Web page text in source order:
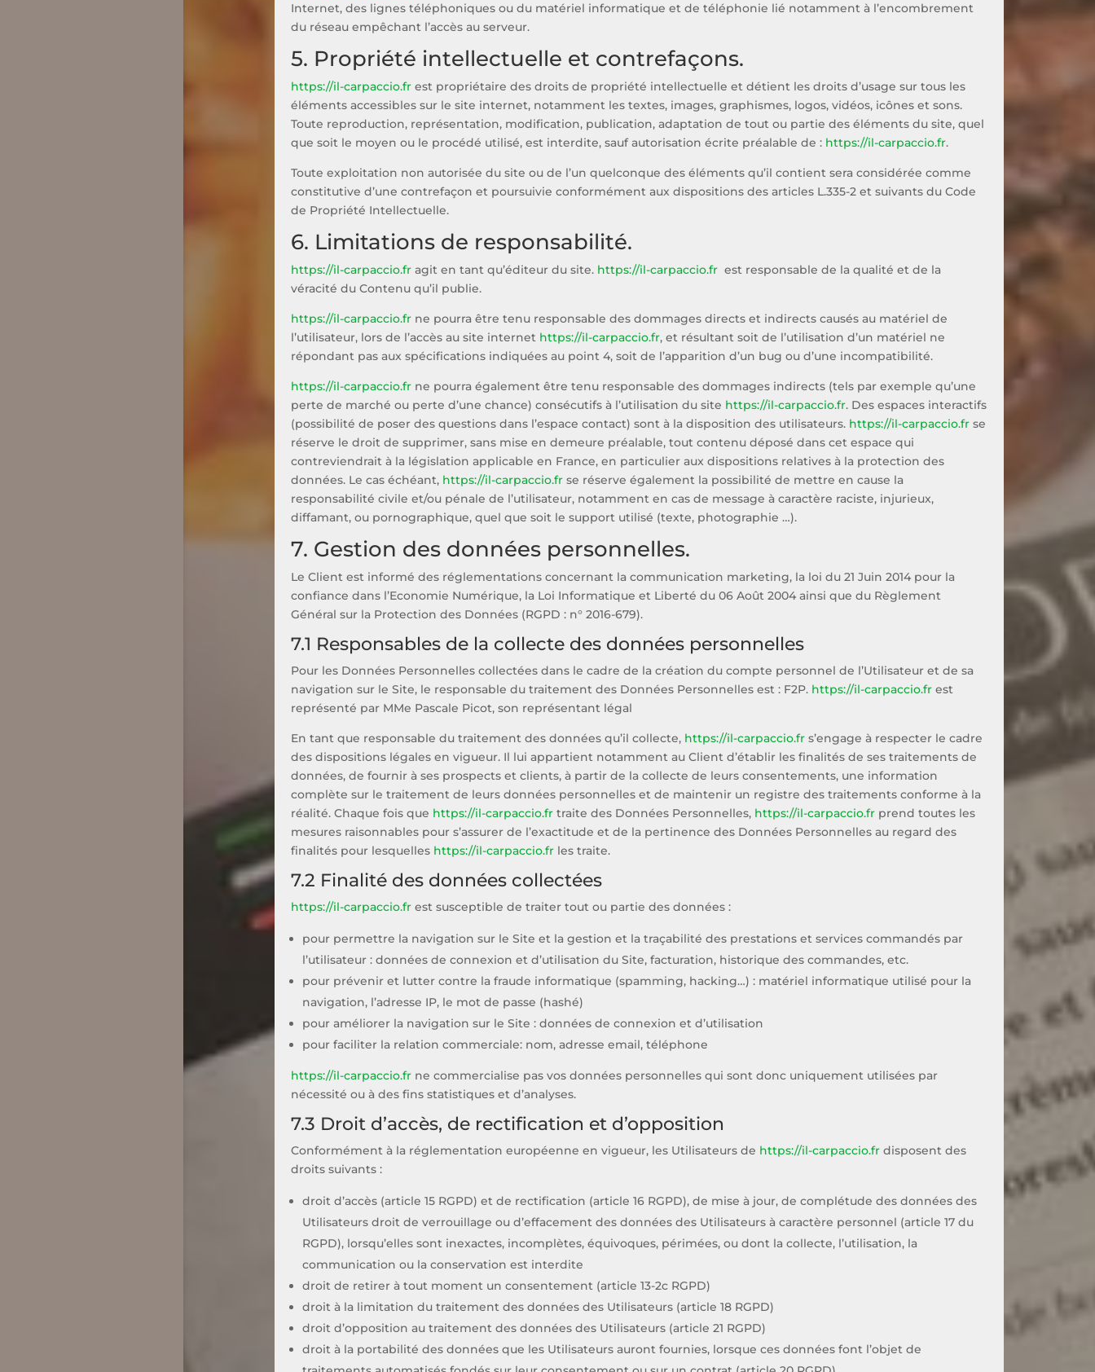
Internet, des lignes téléphoniques ou du matériel informatique et de téléphonie lié notamment à l’encombrement
du réseau empêchant l’accès au serveur.
5. Propriété intellectuelle et contrefaçons.
https://il-carpaccio.frest propriétaire des droits de propriété intellectuelle et détient les droits d’usage sur tous les
éléments accessibles sur le site internet, notamment les textes, images, graphismes, logos, vidéos, icônes et sons.
Toute reproduction, représentation, modification, publication, adaptation de tout ou partie des éléments du site, quel
que soit le moyen ou le procédé utilisé, est interdite, sauf autorisation écrite préalable de : https://il-carpaccio.fr.
Toute exploitation non autorisée du site ou de l’un quelconque des éléments qu’il contient sera considérée comme
constitutive d’une contrefaçon et poursuivie conformément aux dispositions des articles L.335-2 et suivants du Code
de Propriété Intellectuelle.
6. Limitations de responsabilité.
https://il-carpaccio.fragit en tant qu’éditeur du site. https://il-carpaccio.frest responsable de la qualité et de la
véracité du Contenu qu’il publie.
https://il-carpaccio.frne pourra être tenu responsable des dommages directs et indirects causés au matériel de
l’utilisateur, lors de l’accès au site internet https://il-carpaccio.fr, et résultant soit de l’utilisation d’un matériel ne
répondant pas aux spécifications indiquées au point 4, soit de l’apparition d’un bug ou d’une incompatibilité.
https://il-carpaccio.frne pourra également être tenu responsable des dommages indirects (tels par exemple qu’une
perte de marché ou perte d’une chance) consécutifs à l’utilisation du site https://il-carpaccio.fr. Des espaces interactifs
(possibilité de poser des questions dans l’espace contact) sont à la disposition des utilisateurs. https://il-carpaccio.frse
réserve le droit de supprimer, sans mise en demeure préalable, tout contenu déposé dans cet espace qui
contreviendrait à la législation applicable en France, en particulier aux dispositions relatives à la protection des
données. Le cas échéant, https://il-carpaccio.frse réserve également la possibilité de mettre en cause la
responsabilité civile et/ou pénale de l’utilisateur, notamment en cas de message à caractère raciste, injurieux,
diffamant, ou pornographique, quel que soit le support utilisé (texte, photographie …).
7. Gestion des données personnelles.
Le Client est informé des réglementations concernant la communication marketing, la loi du 21 Juin 2014 pour la
confiance dans l’Economie Numérique, la Loi Informatique et Liberté du 06 Août 2004 ainsi que du Règlement
Général sur la Protection des Données (RGPD : n° 2016-679).
7.1 Responsables de la collecte des données personnelles
Pour les Données Personnelles collectées dans le cadre de la création du compte personnel de l’Utilisateur et de sa
navigation sur le Site, le responsable du traitement des Données Personnelles est : F2P. https://il-carpaccio.frest
représenté par MMe Pascale Picot, son représentant légal
En tant que responsable du traitement des données qu’il collecte, https://il-carpaccio.frs’engage à respecter le cadre
des dispositions légales en vigueur. Il lui appartient notamment au Client d’établir les finalités de ses traitements de
données, de fournir à ses prospects et clients, à partir de la collecte de leurs consentements, une information
complète sur le traitement de leurs données personnelles et de maintenir un registre des traitements conforme à la
réalité. Chaque fois que https://il-carpaccio.frtraite des Données Personnelles, https://il-carpaccio.frprend toutes les
mesures raisonnables pour s’assurer de l’exactitude et de la pertinence des Données Personnelles au regard des
finalités pour lesquelles https://il-carpaccio.frles traite.
7.2 Finalité des données collectées
https://il-carpaccio.frest susceptible de traiter tout ou partie des données :
pour permettre la navigation sur le Site et la gestion et la traçabilité des prestations et services commandés par
l’utilisateur : données de connexion et d’utilisation du Site, facturation, historique des commandes, etc.
pour prévenir et lutter contre la fraude informatique (spamming, hacking…) : matériel informatique utilisé pour la
navigation, l’adresse IP, le mot de passe (hashé)
pour améliorer la navigation sur le Site : données de connexion et d’utilisation
pour faciliter la relation commerciale: nom, adresse email, téléphone
https://il-carpaccio.frne commercialise pas vos données personnelles qui sont donc uniquement utilisées par
nécessité ou à des fins statistiques et d’analyses.
7.3 Droit d’accès, de rectification et d’opposition
Conformément à la réglementation européenne en vigueur, les Utilisateurs de https://il-carpaccio.frdisposent des
droits suivants :
droit d’accès (article 15 RGPD) et de rectification (article 16 RGPD), de mise à jour, de complétude des données des
Utilisateurs droit de verrouillage ou d’effacement des données des Utilisateurs à caractère personnel (article 17 du
RGPD), lorsqu’elles sont inexactes, incomplètes, équivoques, périmées, ou dont la collecte, l’utilisation, la
communication ou la conservation est interdite
droit de retirer à tout moment un consentement (article 13-2c RGPD)
droit à la limitation du traitement des données des Utilisateurs (article 18 RGPD)
droit d’opposition au traitement des données des Utilisateurs (article 21 RGPD)
droit à la portabilité des données que les Utilisateurs auront fournies, lorsque ces données font l’objet de